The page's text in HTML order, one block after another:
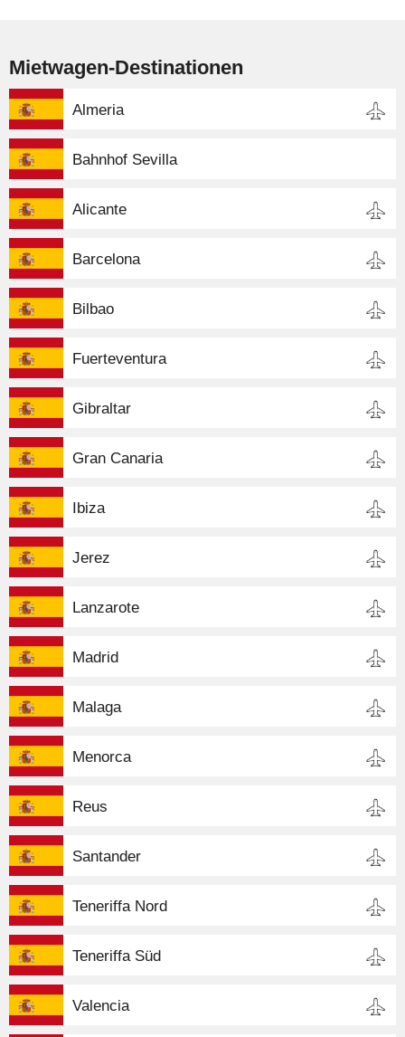
Mietwagen-Destinationen
Almeria
Bahnhof Sevilla
Alicante
Barcelona
Bilbao
Fuerteventura
Gibraltar
Gran Canaria
Ibiza
Jerez
Lanzarote
Madrid
Malaga
Menorca
Reus
Santander
Teneriffa Nord
Teneriffa Süd
Valencia